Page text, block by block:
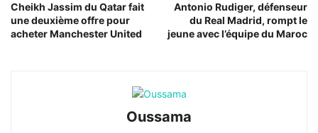
Cheikh Jassim du Qatar fait
une deuxième offre pour
acheter Manchester United
Antonio Rudiger, défenseur
du Real Madrid, rompt le
jeune avec l’équipe du Maroc
Oussama